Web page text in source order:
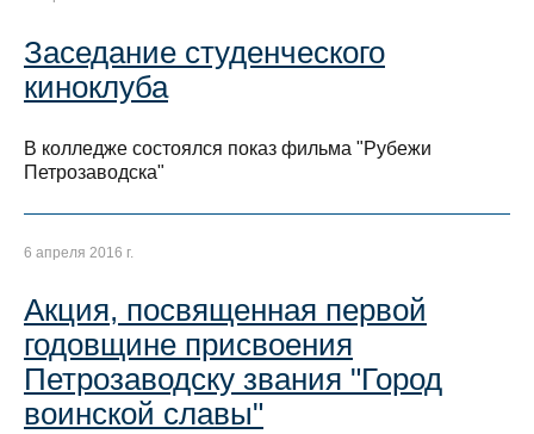
Заседание студенческого
киноклуба
В колледже состоялся показ фильма "Рубежи
Петрозаводска"
6 апреля 2016 г.
Акция, посвященная первой
годовщине присвоения
Петрозаводску звания "Город
воинской славы"